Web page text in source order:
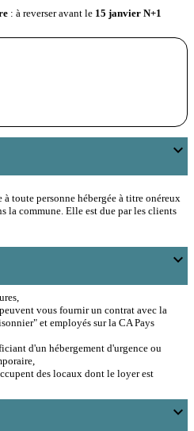
: à reverser avant le 15 janvier N+1
expand_more
toute personne hébergée à titre onéreux
la commune. Elle est due par les clients
expand_more
vous fournir un contrat avec la
et employés sur la CA Pays
d'un hébergement d'urgence ou
des locaux dont le loyer est
expand_more